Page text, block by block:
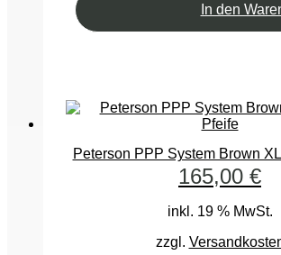
In den
Peterson PPP System Brown
165,00 €
inkl. 19 % MwSt.
zzgl.